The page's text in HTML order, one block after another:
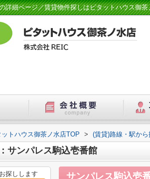
詳細ページ／賃貸物件探しはピタットハウス御
ットハウス御茶ノ水店TOP > (賃貸)路線・駅から
サンパレス駒込壱番館
サンパレス駒込壱
探しします